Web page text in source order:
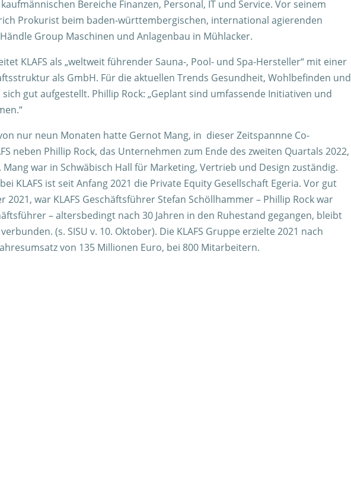
Bereiche Finanzen, Personal, IT und Service. Vor seinem
Prokurist beim baden-württembergischen, international agierenden
Group Maschinen und Anlagenbau in Mühlacker.
KLAFS als „weltweit führender Sauna-, Pool- und Spa-Hersteller“ mit einer
als GmbH. Für die aktuellen Trends Gesundheit, Wohlbefinden und
gut aufgestellt. Phillip Rock: „Geplant sind umfassende Initiativen und
nur neun Monaten hatte Gernot Mang, in dieser Zeitspannne Co-
neben Phillip Rock, das Unternehmen zum Ende des zweiten Quartals 2022,
war in Schwäbisch Hall für Marketing, Vertrieb und Design zuständig.
KLAFS ist seit Anfang 2021 die Private Equity Gesellschaft Egeria. Vor gut
2021, war KLAFS Geschäftsführer Stefan Schöllhammer – Phillip Rock war
– altersbedingt nach 30 Jahren in den Ruhestand gegangen, bleibt
(s. SISU v. 10. Oktober). Die KLAFS Gruppe erzielte 2021 nach
von 135 Millionen Euro, bei 800 Mitarbeitern.